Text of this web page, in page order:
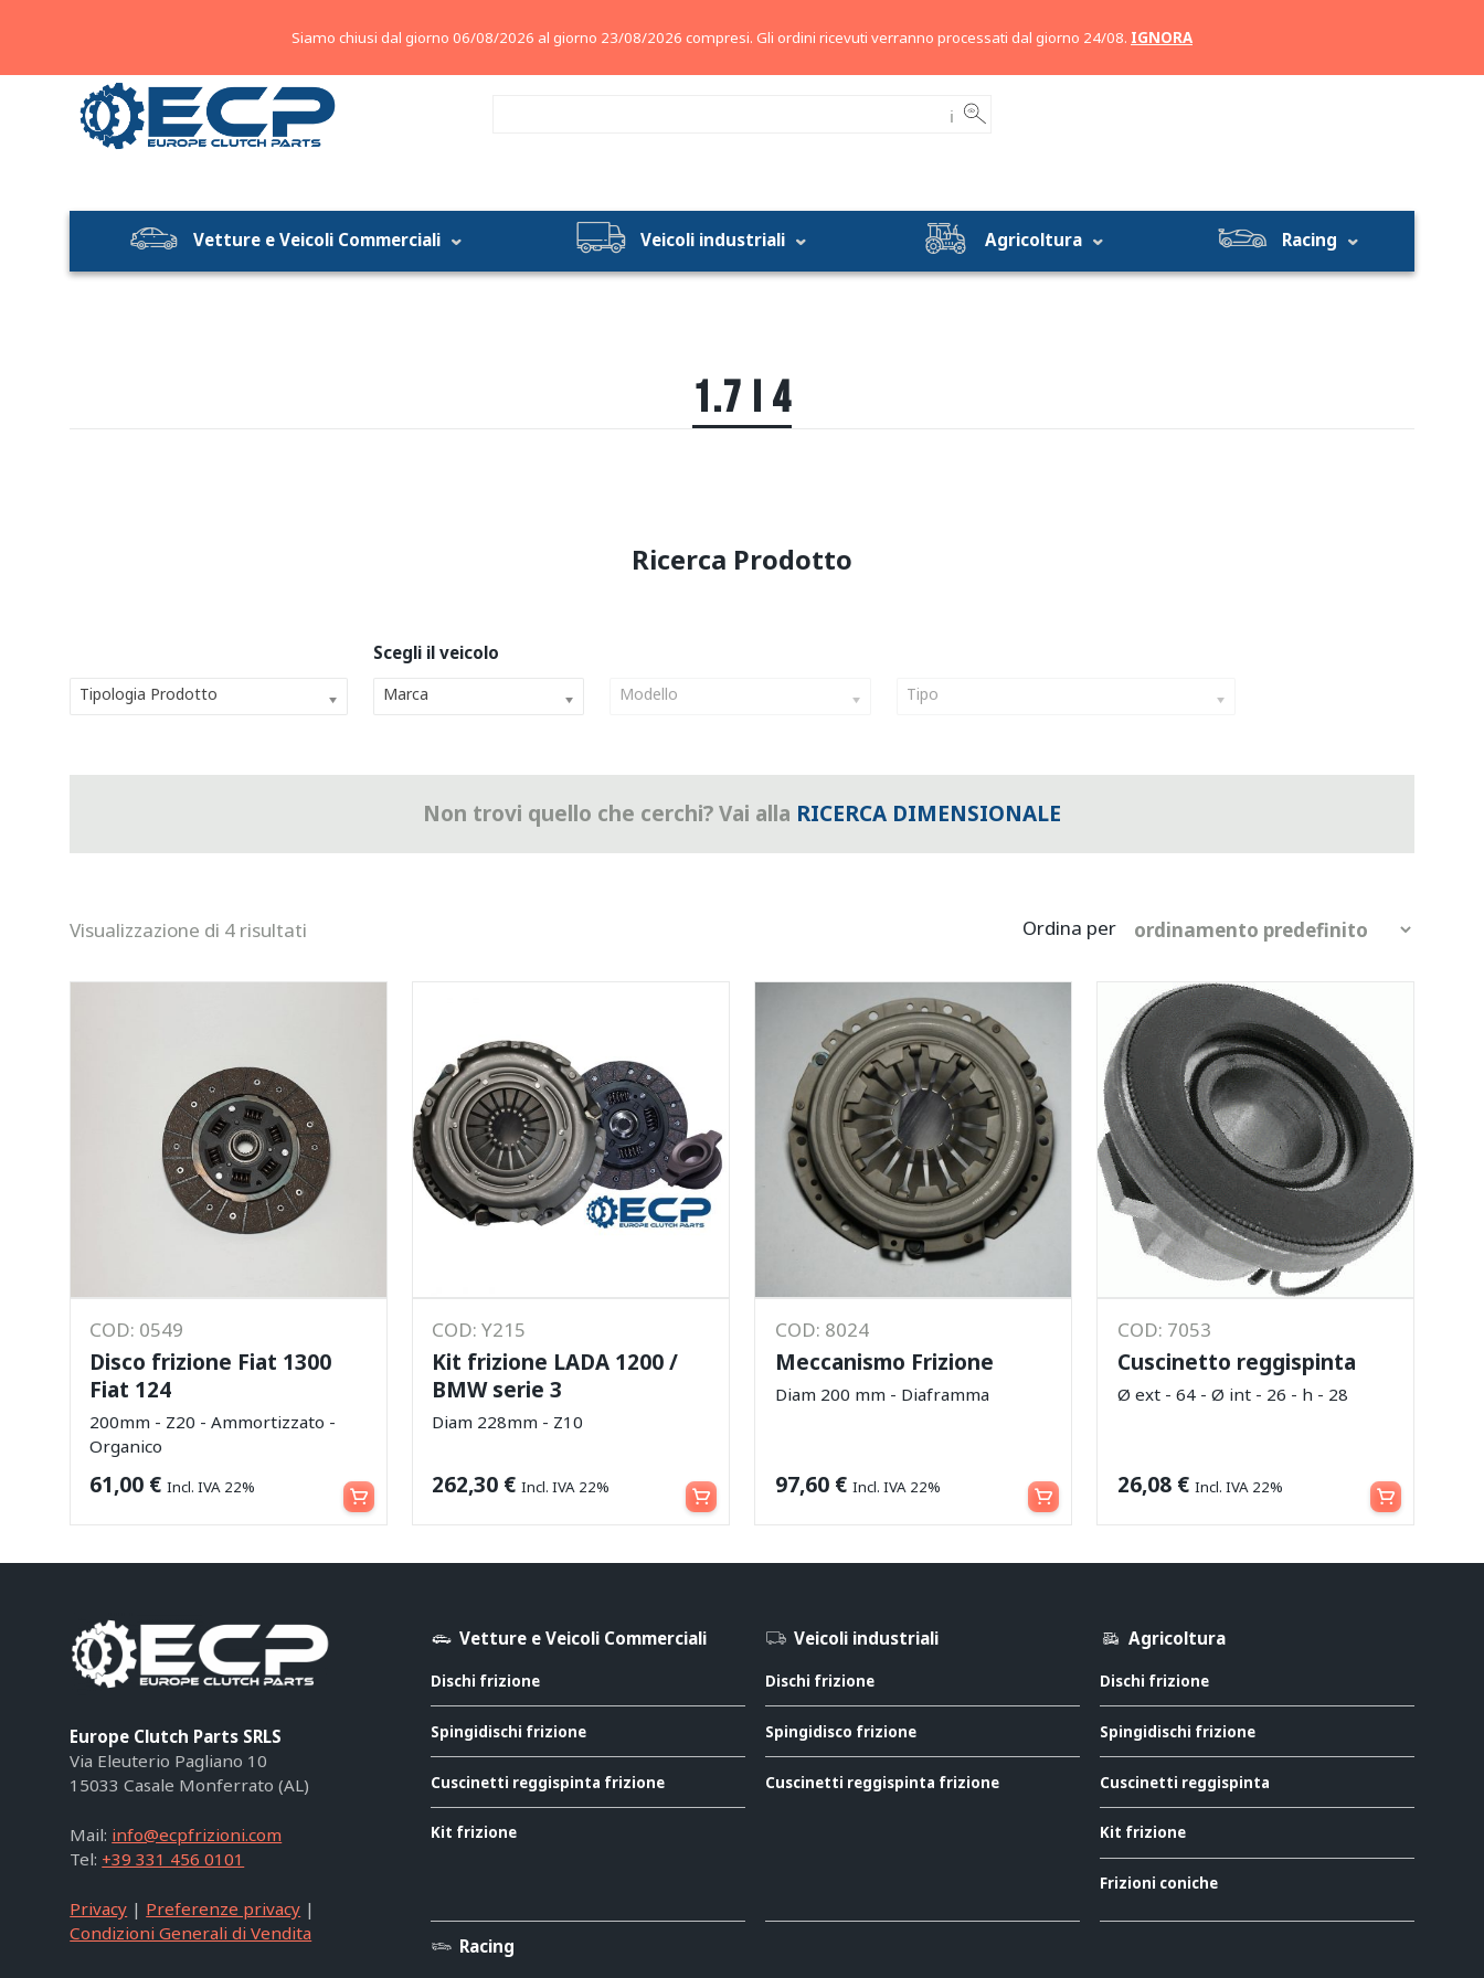
ℹ
Vetture e Veicoli Commerciali Veicoli industriali Agricoltura Racing
1.7 I 4
Tipologia Prodotto Marca Modello Tipo
Non trovi quello che cerchi? Vai alla RICERCA DIMENSIONALE
Visualizzazione di 4 risultati
COD: 0549
Disco frizione Fiat 1300
Fiat 124
200mm - Z20 - Ammortizzato -
Organico
61,00 € Incl. IVA 22% Aggiungi al carrello
COD: Y215
Kit frizione LADA 1200 /
BMW serie 3
Diam 228mm - Z10
262,30 € Incl. IVA 22% Aggiungi al carrello
COD: 8024
Meccanismo Frizione
Diam 200 mm - Diaframma
97,60 € Incl. IVA 22% Leggi tutto
COD: 7053
Cuscinetto reggispinta
Ø ext - 64 - Ø int - 26 - h - 28
26,08 € Incl. IVA 22% Leggi tutto
Europe Clutch Parts SRLS
Via Eleuterio Pagliano 10
15033 Casale Monferrato (AL)
Mail: info@ecpfrizioni.com
Tel: +39 331 456 0101
Privacy | Preferenze privacy |
Condizioni Generali di Vendita
Vetture e Veicoli Commerciali
Dischi frizione
Spingidischi frizione
Cuscinetti reggispinta frizione
Kit frizione
Veicoli industriali
Dischi frizione
Spingidisco frizione
Cuscinetti reggispinta frizione
Agricoltura
Dischi frizione
Spingidischi frizione
Cuscinetti reggispinta
Kit frizione
Frizioni coniche
Racing
Siamo chiusi dal giorno 06/08/2026 al giorno 23/08/2026 compresi. Gli ordini ricevuti verranno processati dal giorno 24/08. IGNORA